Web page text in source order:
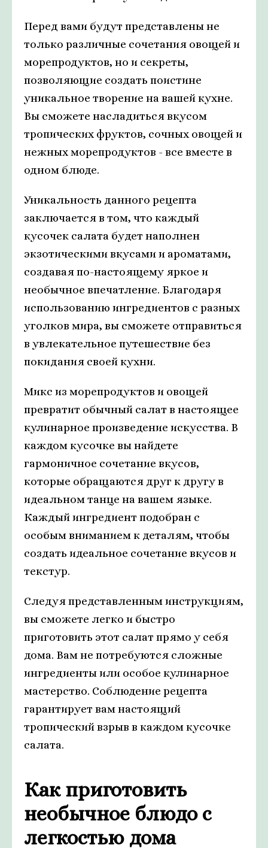
Перед вами будут представлены не
только различные сочетания овощей и
морепродуктов, но и секреты,
позволяющие создать поистине
уникальное творение на вашей кухне.
Вы сможете насладиться вкусом
тропических фруктов, сочных овощей и
нежных морепродуктов - все вместе в
одном блюде.
Уникальность данного рецепта
заключается в том, что каждый
кусочек салата будет наполнен
экзотическими вкусами и ароматами,
создавая по-настоящему яркое и
необычное впечатление. Благодаря
использованию ингредиентов с разных
уголков мира, вы сможете отправиться
в увлекательное путешествие без
покидания своей кухни.
Микс из морепродуктов и овощей
превратит обычный салат в настоящее
кулинарное произведение искусства. В
каждом кусочке вы найдете
гармоничное сочетание вкусов,
которые обращаются друг к другу в
идеальном танце на вашем языке.
Каждый ингредиент подобран с
особым вниманием к деталям, чтобы
создать идеальное сочетание вкусов и
текстур.
Следуя представленным инструкциям,
вы сможете легко и быстро
приготовить этот салат прямо у себя
дома. Вам не потребуются сложные
ингредиенты или особое кулинарное
мастерство. Соблюдение рецепта
гарантирует вам настоящий
тропический взрыв в каждом кусочке
салата.
Как приготовить
необычное блюдо с
легкостью дома